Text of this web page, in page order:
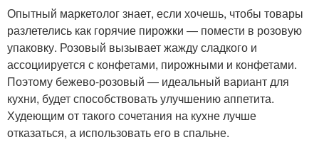
Опытный маркетолог знает, если хочешь, чтобы товары
разлетелись как горячие пирожки ― помести в розовую
упаковку. Розовый вызывает жажду сладкого и
ассоциируется с конфетами, пирожными и конфетами.
Поэтому бежево-розовый ― идеальный вариант для
кухни, будет способствовать улучшению аппетита.
Худеющим от такого сочетания на кухне лучше
отказаться, а использовать его в спальне.